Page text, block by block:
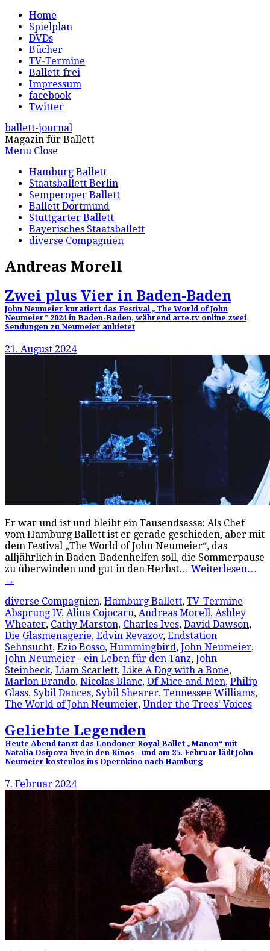
Home
Spielplan
DVDs
Bücher
TV-Termine
Ballett-frei
Impressum
facebook
Twitter
ballett-journal
Magazin für Ballett
Menu Close
Hamburg Ballett
Staatsballett Berlin
Semperoper Ballett
Ballett Dortmund
Stuttgarter Ballett
Bayerisches Staatsballett
diverse Compagnien
Andreas Morell
Zwei plus Vier in Baden-Baden
John Neumeier kuratiert das Festival „The World of John
Neumeier” 2024 in Baden-Baden, während arte.tv online zwei
Sendungen zu Neumeier anbietet
21. August 2024
Er war und ist und bleibt ein Tausendsassa: Als Chef
vom Hamburg Ballett ist er gerade geschieden, aber mit
dem Festival „The World of John Neumeier“, das
alljährlich in Baden-Badenhelfen soll, die Sommerpause
zu überwinden und gut in den Herbst… Weiterlesen…
→
diverse Compagnien, Hamburg Ballett, TV-Termine
Absprung IV, Alina Cojocaru, Andreas Morell, Ashley
Wheater, Cathy Marston, Charles Ives, David Dawson,
Die Glasmenagerie, Edvin Revazov, Endstation
Sehnsucht, Ezio Bosso, Hummingbird, John Neumeier,
John Neumeier - ein Leben für den Tanz, John
Steinbeck, Liam Scarlett, Like A Dog with a Bone,
Marlon Brando, Nicolas Blanc, Of Mice and Men, Philip
Glass, Sybil Dances, Sybil Shearer, Tennessee Williams,
The World of John Neumeier, Under the Trees' Voices
Geliebte Legenden
Heute Abend tanzt das Londoner Royal Ballet „Manon“ mit
Natalia Osipova live in den Kinos – und am 25. Februar lädt John
Neumeier kostenlos ins Opernkino nach Hamburg
7. Februar 2024